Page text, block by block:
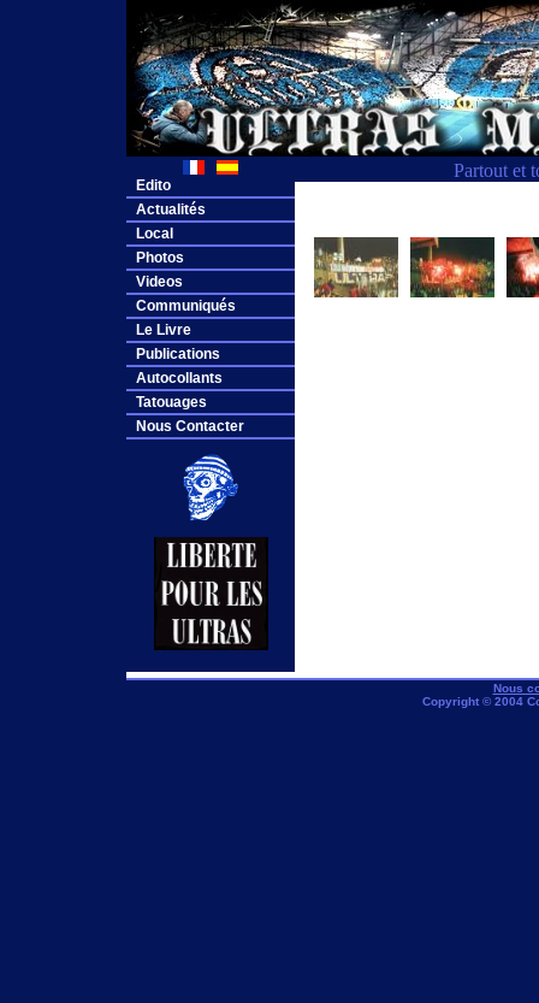
Partout et
Edito
Actualités
Local
Photos
Videos
Communiqués
Le Livre
Publications
Autocollants
Tatouages
Nous Contacter
Nous
Copyright © 2004